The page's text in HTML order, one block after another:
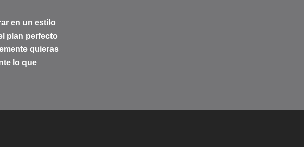
en un estilo
plan perfecto
quieras
lo que